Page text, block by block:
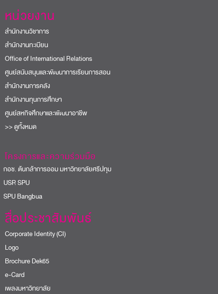
หน่วยงาน
สำนักงานวิชาการ
สำนักงานทะเบียน
Office of International Relations
ศูนย์สนับสนุนและพัฒนาการเรียนการสอน
สำนักงานการคลัง
สำนักงานทุนการศึกษา
ศูนย์สหกิจศึกษาและพัฒนาอาชีพ
>> ดูทั้งหมด
โครงการและความร่วมมือ
ช. ต้นกล้าการออม มหาวิทยาลัยศรีปทุม
SPU
Bangbua
สื่อประชาสัมพันธ์
Corporate Identity (CI)
Logo
Brochure Dek65
e-Card
เพลงมหาวิทยาลัย